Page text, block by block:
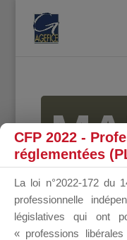
CFP 2022 -
réglementées
La loi n°2022-172 du
professionnelle
législatives qui ont
« professions